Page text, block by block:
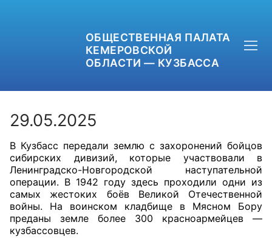
ОБЩЕСТВЕННАЯ ПАЛАТА
КЕМЕРОВСКОЙ
ОБЛАСТИ — КУЗБАССА
+7 (3842) 58-82-40
OPKO42@BK.RU
ОБРАТНАЯ СВЯЗЬ
29.05.2025
В Кузбасс передали землю с захоронений бойцов
сибирских дивизий, которые участвовали в
Ленинградско-Новгородской наступательной
операции. В 1942 году здесь проходили одни из
самых жестоких боёв Великой Отечественной
войны. На воинском кладбище в Мясном Бору
преданы земле более 300 красноармейцев —
кузбассовцев.